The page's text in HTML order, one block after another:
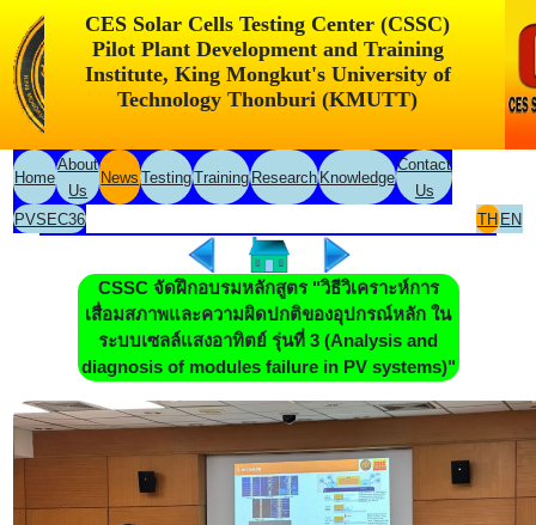
CES Solar Cells Testing Center (CSSC)
Pilot Plant Development and Training
Institute, King Mongkut's University of
Technology Thonburi (KMUTT)
Home
About
Us
News TestingTraining Research Knowledge
Contact
Us
PVSEC36
TH EN
CSSC จัดฝึกอบรมหลักสูตร "วิธีวิเคราะห์การ
เสื่อมสภาพและความผิดปกติของอุปกรณ์หลัก ใน
ระบบเซลล์แสงอาทิตย์ รุ่นที่ 3 (Analysis and
diagnosis of modules failure in PV systems)"